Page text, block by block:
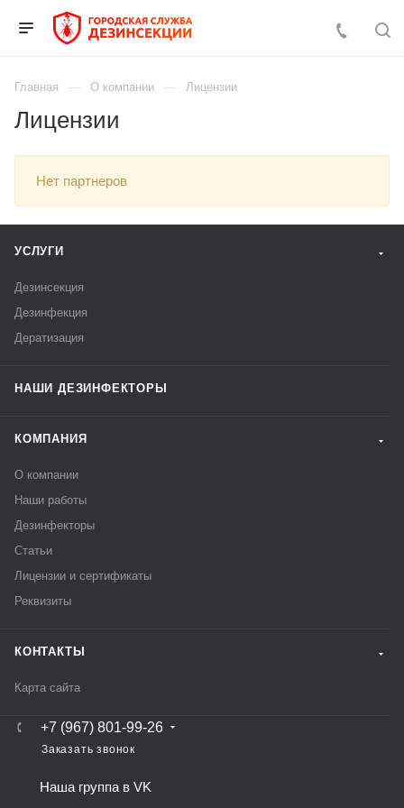
Главная О компании Лицензии
Лицензии
Нет партнеров
УСЛУГИ
Дезинсекция
Дезинфекция
Дератизация
НАШИ ДЕЗИНФЕКТОРЫ
КОМПАНИЯ
О компании
Наши работы
Дезинфекторы
Статьи
Лицензии и сертификаты
Реквизиты
КОНТАКТЫ
Карта сайта
+7 (967) 801-99-26
Заказать звонок
Наша группа в VK